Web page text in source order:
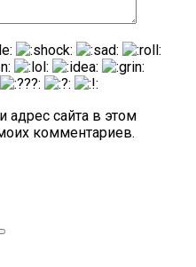
адрес сайта в этом
комментариев.